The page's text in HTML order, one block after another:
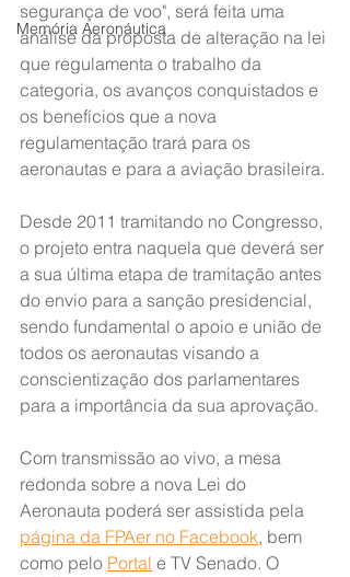
Memória Aeronáutica
segurança de voo", será feita uma
análise da proposta de alteração na lei
que regulamenta o trabalho da
categoria, os avanços conquistados e
os benefícios que a nova
regulamentação trará para os
aeronautas e para a aviação brasileira.
Desde 2011 tramitando no Congresso,
o projeto entra naquela que deverá ser
a sua última etapa de tramitação antes
do envio para a sanção presidencial,
sendo fundamental o apoio e união de
todos os aeronautas visando a
conscientização dos parlamentares
para a importância da sua aprovação.
Com transmissão ao vivo, a mesa
redonda sobre a nova Lei do
Aeronauta poderá ser assistida pela
página da FPAer no Facebook, bem
como pelo Portal e TV Senado. O